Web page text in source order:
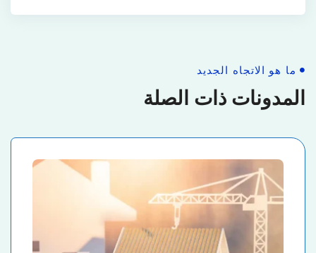
ما هو الاتجاه الجديد
المدونات ذات الصلة